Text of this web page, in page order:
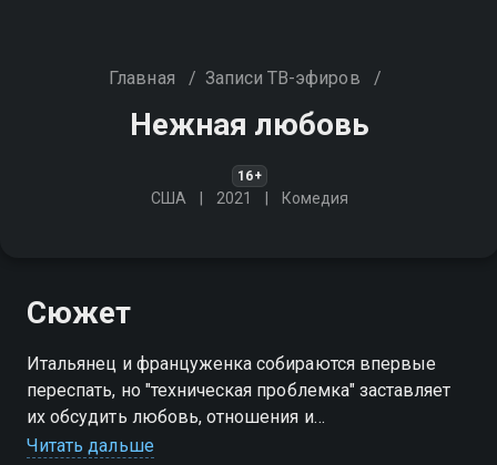
Главная / Записи ТВ-эфиров /
Нежная любовь
16+
США 2021 Комедия
Сюжет
Итальянец и француженка собираются впервые
переспать, но "техническая проблемка" заставляет
их обсудить любовь, отношения и
постмодернистское общество, в котором они живут
Читать дальше